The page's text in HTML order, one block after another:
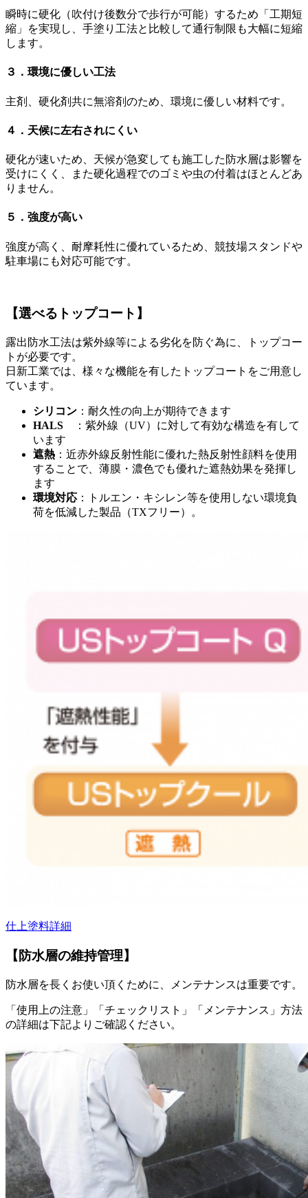
瞬時に硬化（吹付け後数分で歩行が可能）するため「工期短
縮」を実現し、手塗り工法と比較して通行制限も大幅に短縮
します。
３．環境に優しい工法
主剤、硬化剤共に無溶剤のため、環境に優しい材料です。
４．天候に左右されにくい
硬化が速いため、天候が急変しても施工した防水層は影響を
受けにくく、また硬化過程でのゴミや虫の付着はほとんどあ
りません。
５．強度が高い
強度が高く、耐摩耗性に優れているため、競技場スタンドや
駐車場にも対応可能です。
【選べるトップコート】
露出防水工法は紫外線等による劣化を防ぐ為に、トップコー
トが必要です。
日新工業では、様々な機能を有したトップコートをご用意し
ています。
シリコン ：耐久性の向上が期待できます
HALS
：紫外線（UV）に対して有効な構造を有して
います
遮熱 ：近赤外線反射性能に優れた熱反射性顔料を使用
することで、薄膜・濃色でも優れた遮熱効果を発揮し
ます
環境対応 ：トルエン・キシレン等を使用しない環境負
荷を低減した製品（TXフリー）。
仕上塗料詳細
【防水層の維持管理】
防水層を長くお使い頂くために、メンテナンスは重要です。
「使用上の注意」「チェックリスト」「メンテナンス」方法
の詳細は下記よりご確認ください。